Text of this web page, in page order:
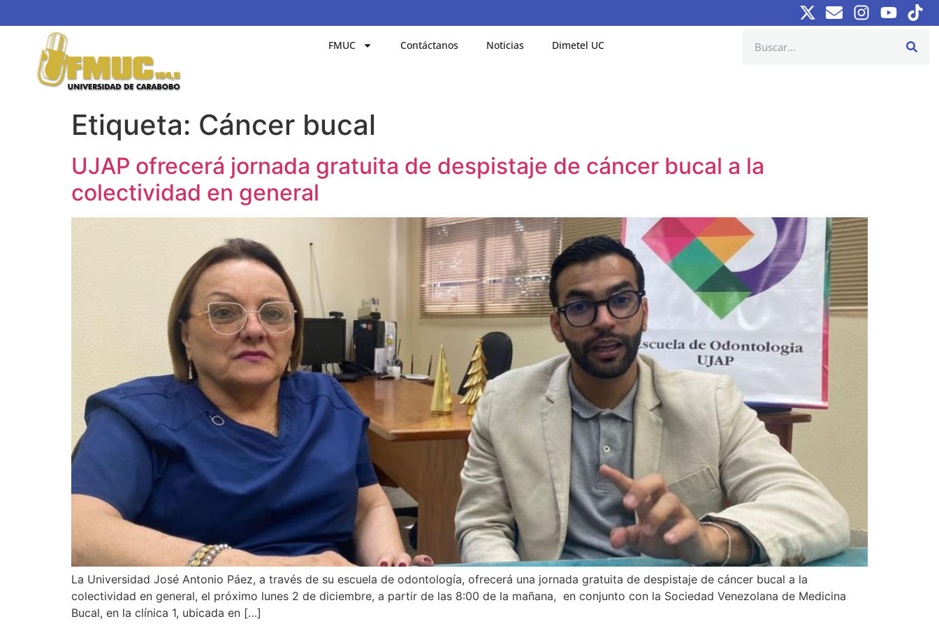
FMUC Contáctanos Noticias Dimetel UC
Etiqueta: Cáncer bucal
UJAP ofrecerá jornada gratuita de despistaje de cáncer bucal a la
colectividad en general
La Universidad José Antonio Páez, a través de su escuela de odontología, ofrecerá una jornada gratuita de despistaje de cáncer bucal a la
colectividad en general, el próximo lunes 2 de diciembre, a partir de las 8:00 de la mañana, en conjunto con la Sociedad Venezolana de Medicina
Bucal, en la clínica 1, ubicada en […]